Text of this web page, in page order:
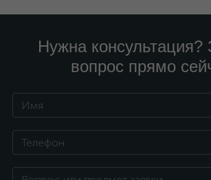
Нужна консультация?
вопрос прямо